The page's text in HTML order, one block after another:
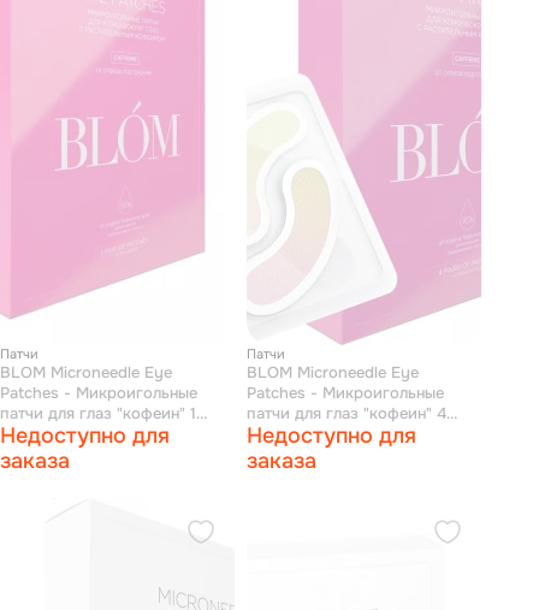
Патчи
BLOM Microneedle Eye
Patches - Микроигольные
патчи для глаз "кофеин" 1
пара
Недоступно для
заказа
Патчи
BLOM Microneedle Eye
Patches - Микроигольные
патчи для глаз "кофеин" 4
пары
Недоступно для
заказа